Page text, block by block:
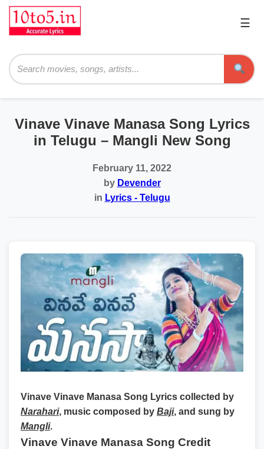
☰
Vinave Vinave Manasa Song Lyrics
in Telugu – Mangli New Song
February 11, 2022
by Devender
in Lyrics - Telugu
Vinave Vinave Manasa Song Lyrics collected by
Narahari, music composed by Baji, and sung by
Mangli.
Vinave Vinave Manasa Song Credit